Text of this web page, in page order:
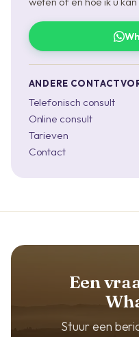
ANDERE
Telefonisch consult
Online consult
Tarieven
Contact
Een
Stuur een